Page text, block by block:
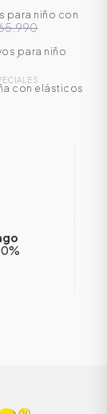
para niño con
para niño
aire
con elásticos